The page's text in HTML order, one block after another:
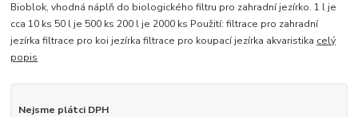
Bioblok, vhodná náplň do biologického filtru pro zahradní jezírko. 1 l je
cca 10 ks 50 l je 500 ks 200 l je 2000 ks Použití: filtrace pro zahradní
jezírka filtrace pro koi jezírka filtrace pro koupací jezírka akvaristika celý
popis
Nejsme plátci DPH